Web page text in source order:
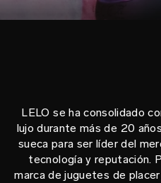
LELO se ha consolidado
lujo durante más de 20
sueca para ser líder del
tecnología y reputación.
marca de juguetes de